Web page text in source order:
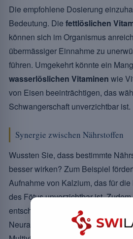
Die empfohlene Dosierung
Bedeutung. Die fettlöslichen
können sich im Organismus
übermässiger Einnahme zu
führen. Umgekehrt könnte ein
wasserlöslichen Vitaminen wie
von Eisen beeinträchtigen, das
Schwangerschaft unverzichtbar ist.
Synergie zwischen Nährstoffen
Wussten Sie, dass bestimmte
besser wirken? Zum Beispiel
Aufnahme von Kalzium, das für
des Fötus unverzichtbar ist.
entscheidende Rolle bei der
Neuralrohrdefekten[2]. Daher